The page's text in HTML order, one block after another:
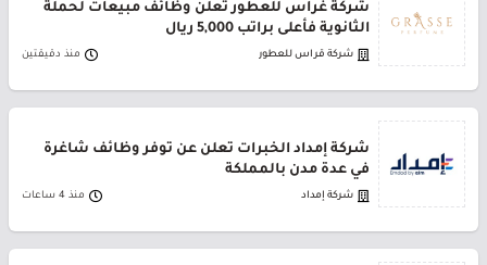
شركة غراس للعطور تعلن وظائف مبيعات لحملة
الثانوية فأعلى براتب 5,000 ريال
شركة قراس للعطور منذ دقيقتين
شركة إمداد الخبرات تعلن عن توفر وظائف شاغرة
في عدة مدن بالمملكة
شركة إمداد منذ 4 ساعات